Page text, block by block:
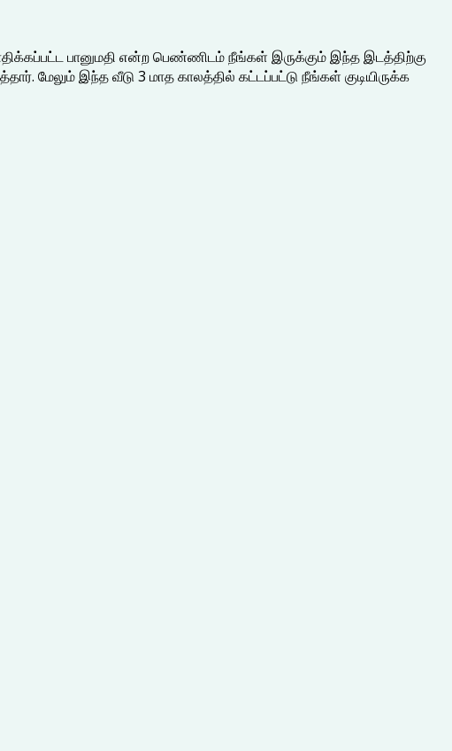
பானுமதி என்ற பெண்ணிடம் நீங்கள் இருக்கும் இந்த இடத்திற்கு
மேலும் இந்த வீடு 3 மாத காலத்தில் கட்டப்பட்டு நீங்கள் குடியிருக்க